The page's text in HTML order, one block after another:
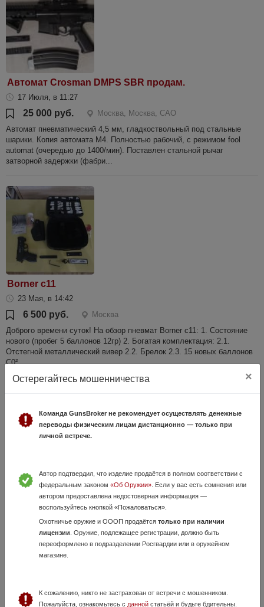
Автомат Crosman DMPS SBR продам.
17 Июля, в 11:27
25 000 руб.
Москва, Москва, САО
Автомат пневматический 4,5 мм, гладкоствольный под стальные
шарики. Копия автомата М4. Полностью рабочий, с режимом fool
automat (очередью до 1400/мин). Поставлен стальной рычаг
затворной задержки (фабри...
Borner c11
23 Мая, в 14:42
6 500 руб.
Москва
Доброго времени суток! На обзор пневмат Borner c11: 1. Состояние
нового (пробег 5 баллонов 12гр) 2. Богатая комплектация: 2.1.
Отстегной металлический вивер 2.2. Брелок 2.3. 15 новых баллонов
С0² ...
PSP Puncher Breaker 3
16 Мая, в 18:29
Пневматическая PCP винтовка Puncher Breaker 3 До 3,5 Дж, калибр
6.35 считается одной из самых высоко точных винтовок, полностью
настроена, от и до!!! Приобреталась новой с магазина! Все
Остерегайтесь мошенничества ×
Команда GunsBroker не рекомендует осуществлять денежные
переводы физическим лицам дистанционно — только при
личной встрече.
Автор подтвердил, что изделие продаётся в полном соответствии с
федеральным законом «Об Оружии». Если у вас есть сомнения или
автором предоставлена недостоверная информация —
воспользуйтесь кнопкой «Пожаловаться».
Охотничье оружие и ОООП продаётся только при наличии
лицензии . Оружие, подлежащее регистрации, должно быть
переоформлено в подразделении Росгвардии или в оружейном
магазине.
К сожалению, никто не застрахован от встречи с мошенником.
Пожалуйста, ознакомьтесь с даннойстатьёй и будьте бдительны.